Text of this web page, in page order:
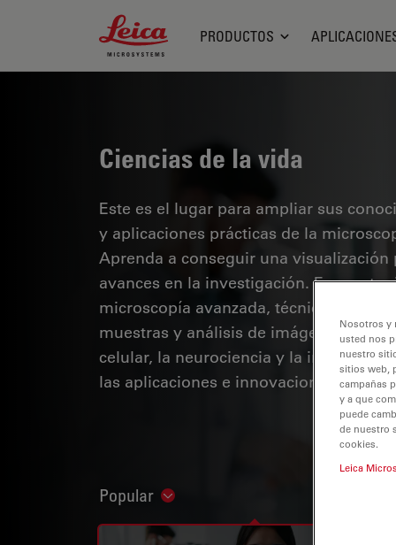
Leica Microsystems Logo
PRODUCTOS
Ciencias de la vida
Este es el lugar para ampliar sus
y aplicaciones prácticas de la
Aprenda a conseguir una
avances en la investigación.
microscopía avanzada, técnicas de
muestras y análisis de imágenes. Los
celular, la neurociencia y la
las aplicaciones e innovaciones de
Popular Show subnavigation
Nosotros y
usted nos
nuestro
sitios web,
campañas
y a que
puede
de nuestro
cookies.
Leica